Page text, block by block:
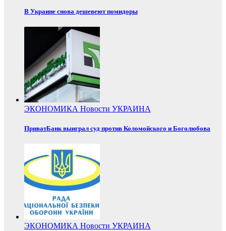
В Украине снова дешевеют помидоры
ЭКОНОМИКА Новости УКРАИНА
ПриватБанк выиграл суд против Коломойского и Боголюбова
ЭКОНОМИКА Новости УКРАИНА